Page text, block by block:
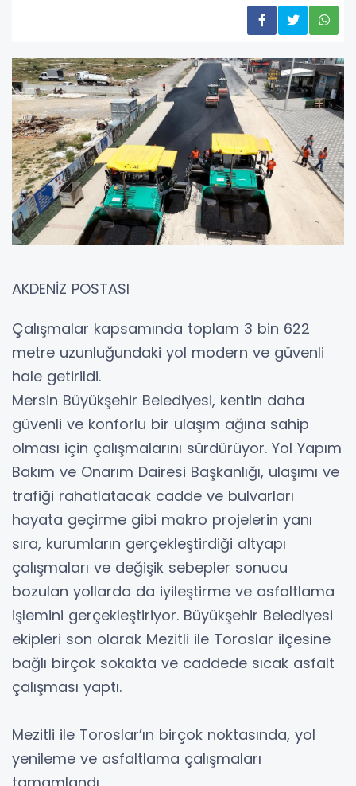
AKDENİZ POSTASI
Çalışmalar kapsamında toplam 3 bin 622
metre uzunluğundaki yol modern ve güvenli
hale getirildi.
Mersin Büyükşehir Belediyesi, kentin daha
güvenli ve konforlu bir ulaşım ağına sahip
olması için çalışmalarını sürdürüyor. Yol Yapım
Bakım ve Onarım Dairesi Başkanlığı, ulaşımı ve
trafiği rahatlatacak cadde ve bulvarları
hayata geçirme gibi makro projelerin yanı
sıra, kurumların gerçekleştirdiği altyapı
çalışmaları ve değişik sebepler sonucu
bozulan yollarda da iyileştirme ve asfaltlama
işlemini gerçekleştiriyor. Büyükşehir Belediyesi
ekipleri son olarak Mezitli ile Toroslar ilçesine
bağlı birçok sokakta ve caddede sıcak asfalt
çalışması yaptı.
Mezitli ile Toroslar’ın birçok noktasında, yol
yenileme ve asfaltlama çalışmaları